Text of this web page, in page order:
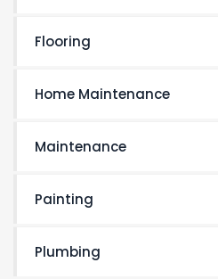
Flooring
Home Maintenance
Maintenance
Painting
Plumbing